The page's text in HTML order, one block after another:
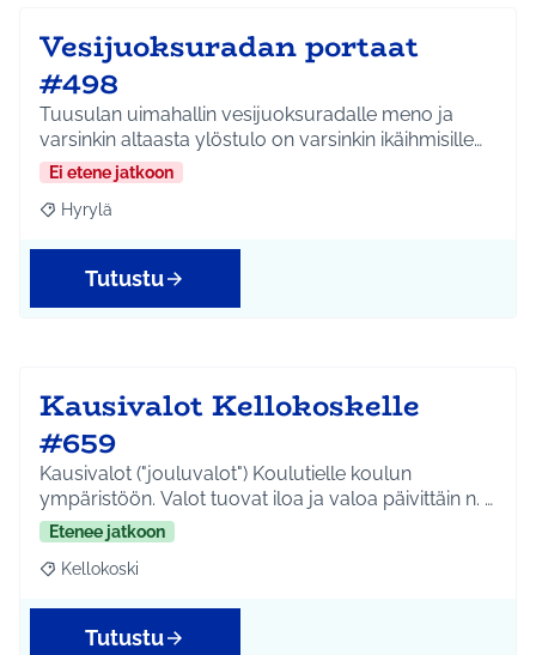
Vesijuoksuradan portaat
#498
Tuusulan uimahallin vesijuoksuradalle meno ja
varsinkin altaasta ylöstulo on varsinkin ikäihmisille…
Ei etene jatkoon
Rajaa tulokset aihepiirin mukaan: Hyrylä
Hyrylä
Tutustu
Kausivalot Kellokoskelle
#659
Kausivalot ("jouluvalot") Koulutielle koulun
ympäristöön. Valot tuovat iloa ja valoa päivittäin n. …
Etenee jatkoon
Rajaa tulokset aihepiirin mukaan: Kellokoski
Kellokoski
Tutustu